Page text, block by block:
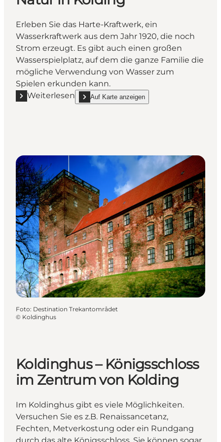
Erleben Sie das Harte-Kraftwerk, ein
Wasserkraftwerk aus dem Jahr 1920, die noch
Strom erzeugt. Es gibt auch einen großen
Wasserspielplatz, auf dem die ganze Familie die
mögliche Verwendung von Wasser zum
Spielen erkunden kann.
Weiterlesen
Mehr erfahren "Harteværket - Erlebniszentrum in
Auf Karte anzeigen
show Harteværket - Erlebniszentrum in der Natur
Foto: Destination Trekantområdet
© Koldinghus
Koldinghus – Königsschloss
im Zentrum von Kolding
Im Koldinghus gibt es viele Möglichkeiten.
Versuchen Sie es z.B. Renaissancetanz,
Fechten, Metverkostung oder ein Rundgang